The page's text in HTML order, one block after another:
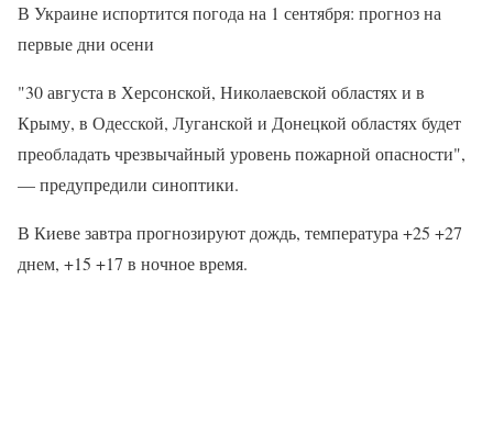
В Украине испортится погода на 1 сентября: прогноз на
первые дни осени
"30 августа в Херсонской, Николаевской областях и в
Крыму, в Одесской, Луганской и Донецкой областях будет
преобладать чрезвычайный уровень пожарной опасности",
— предупредили синоптики.
В Киеве завтра прогнозируют дождь, температура +25 +27
днем, +15 +17 в ночное время.